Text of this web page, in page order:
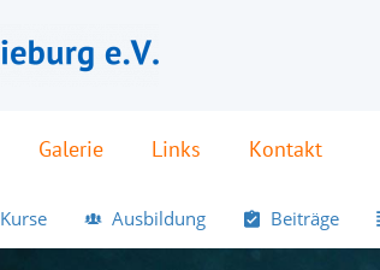
Galerie Links Kontakt
Kurse Ausbildung Beiträge